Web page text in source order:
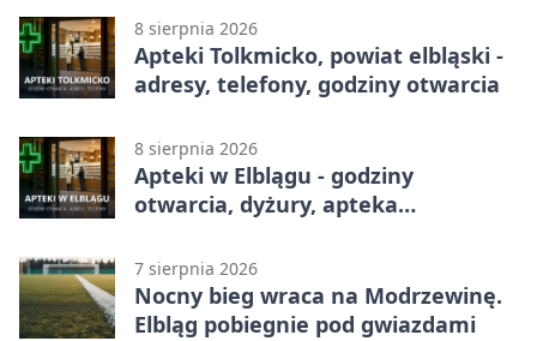
8 sierpnia 2026
Apteki Tolkmicko, powiat elbląski -
adresy, telefony, godziny otwarcia
8 sierpnia 2026
Apteki w Elblągu - godziny
otwarcia, dyżury, apteka
7 sierpnia 2026
Nocny bieg wraca na Modrzewinę.
Elbląg pobiegnie pod gwiazdami